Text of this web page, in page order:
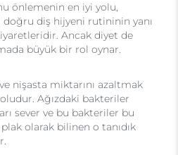
önlemenin en iyi yolu,
diş hijyeni rutininin yanı
Ancak diyet de
büyük bir rol oynar.
nişasta miktarını azaltmak
Ağızdaki bakteriler
sever ve bu bakteriler bu
olarak bilinen o tanıdık